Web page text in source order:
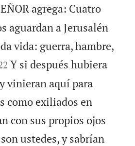
agrega: Cuatro
aguardan a Jerusalén
vida: guerra, hambre,
Y si después hubiera
vinieran aquí para
como exiliados en
con sus propios ojos
ustedes, y sabrían